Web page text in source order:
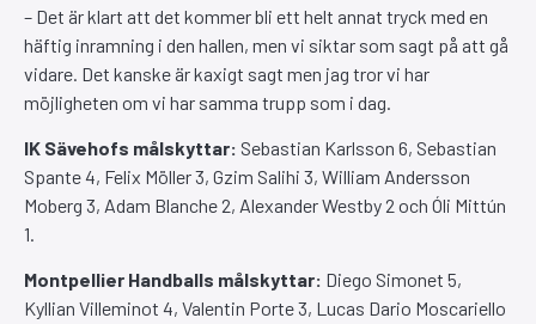
– Det är klart att det kommer bli ett helt annat tryck med en
häftig inramning i den hallen, men vi siktar som sagt på att gå
vidare. Det kanske är kaxigt sagt men jag tror vi har
möjligheten om vi har samma trupp som i dag.
IK Sävehofs målskyttar: Sebastian Karlsson 6, Sebastian
Spante 4, Felix Möller 3, Gzim Salihi 3, William Andersson
Moberg 3, Adam Blanche 2, Alexander Westby 2 och Óli Mittún
1.
Montpellier Handballs målskyttar: Diego Simonet 5,
Kyllian Villeminot 4, Valentin Porte 3, Lucas Dario Moscariello